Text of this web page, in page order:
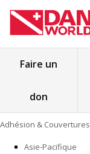
Skip
to
content
ADHÉSION &
Faire un
don
Adhésion & Couvertures
Asie-Pacifique